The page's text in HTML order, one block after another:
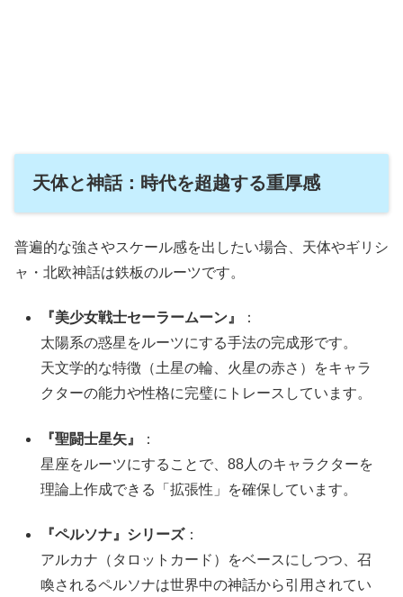
天体と神話：時代を超越する重厚感
普遍的な強さやスケール感を出したい場合、天体やギリシ
ャ・北欧神話は鉄板のルーツです。
『美少女戦士セーラームーン』
：
太陽系の惑星をルーツにする手法の完成形です。
天文学的な特徴（土星の輪、火星の赤さ）をキャラ
クターの能力や性格に完璧にトレースしています。
『聖闘士星矢』
：
星座をルーツにすることで、88人のキャラクターを
理論上作成できる「拡張性」を確保しています。
『ペルソナ』シリーズ：
アルカナ（タロットカード）をベースにしつつ、召
喚されるペルソナは世界中の神話から引用されてい